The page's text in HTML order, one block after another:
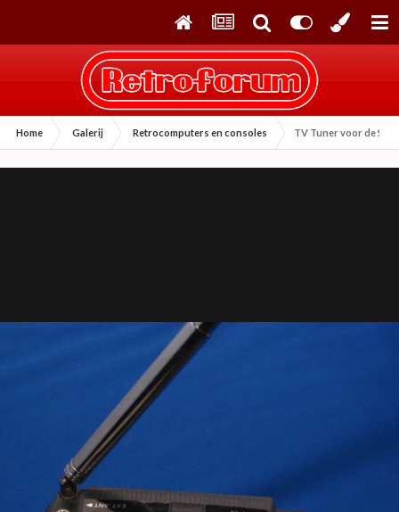
Home Galerij Retrocomputers en consoles TV Tuner voor de